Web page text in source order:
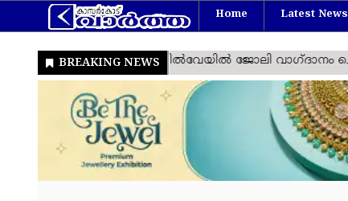
Home Latest News